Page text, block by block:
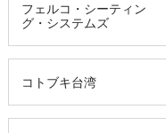
フェルコ・シーティン
グ・システムズ
コトブキ台湾